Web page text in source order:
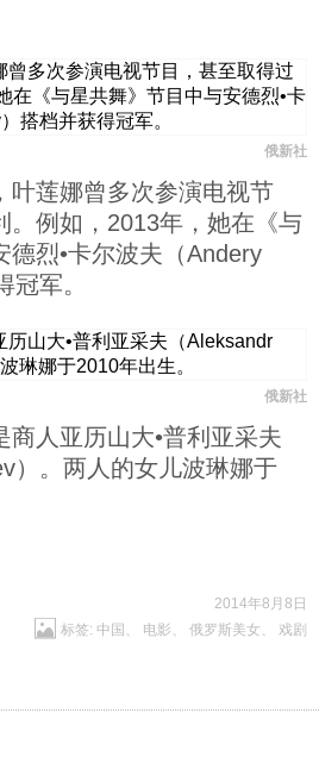
俄新社
叶莲娜曾多次参演电视节
。例如，2013年，她在《与
德烈•卡尔波夫（Andery
冠军。
俄新社
商人亚历山大•普利亚采夫
）。两人的女儿波琳娜于
2014年8月8日
标签: 中国 、 电影 、 俄罗斯美女 、 戏剧